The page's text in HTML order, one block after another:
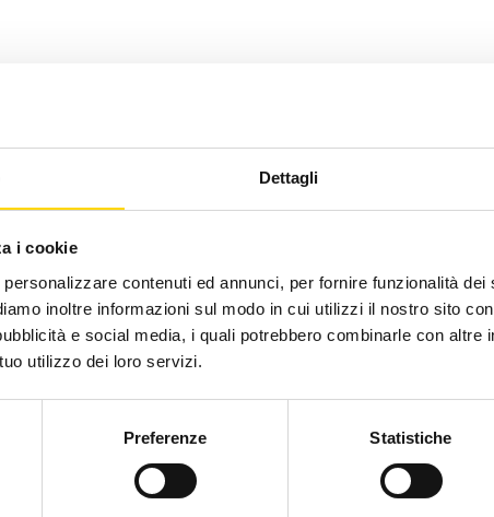
Dettagli
i cookie
contenuti ed annunci, per fornire funzionalità
inoltre informazioni sul modo in cui utilizzi il nostro sito
e social media, i quali potrebbero combinarle con altre
utilizzo dei loro servizi.
Preferenze Statistiche
Pagamenti Sicuri
Con Carta di Credito e PayPal